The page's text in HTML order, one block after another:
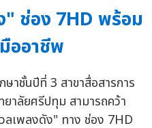
ช่อง 7HD พร้อม
ออาชีพ
ชั้นปีที่ 3 สาขาสื่อสารการ
าลัยศรีปทุม สามารถคว้า
ลเพลงดัง" ทาง ช่อง 7HD